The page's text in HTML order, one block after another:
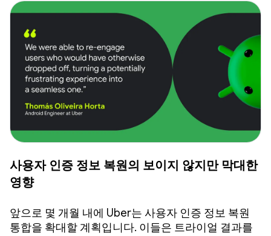
사용자 인증 정보 복원의 보이지 않지만 막대한
영향
앞으로 몇 개월 내에 Uber는 사용자 인증 정보 복원
통합을 확대할 계획입니다. 이들은 트라이얼 결과를